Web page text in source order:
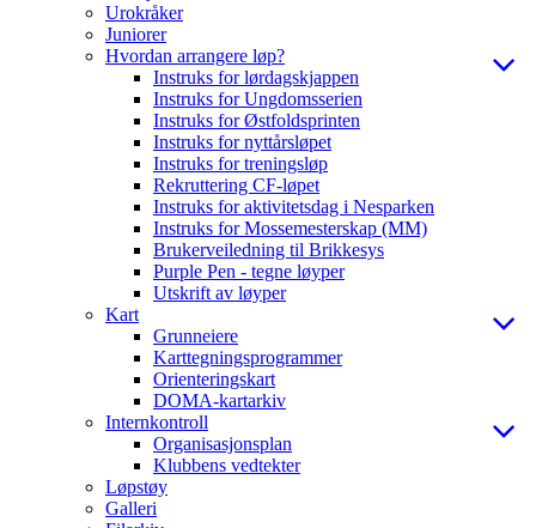
Urokråker
Juniorer
Hvordan arrangere løp?
Instruks for lørdagskjappen
Instruks for Ungdomsserien
Instruks for Østfoldsprinten
Instruks for nyttårsløpet
Instruks for treningsløp
Rekruttering CF-løpet
Instruks for aktivitetsdag i Nesparken
Instruks for Mossemesterskap (MM)
Brukerveiledning til Brikkesys
Purple Pen - tegne løyper
Utskrift av løyper
Kart
Grunneiere
Karttegningsprogrammer
Orienteringskart
DOMA-kartarkiv
Internkontroll
Organisasjonsplan
Klubbens vedtekter
Løpstøy
Galleri